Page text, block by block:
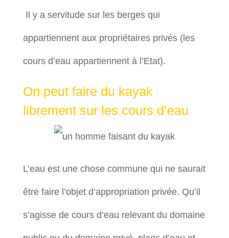
Il y a servitude sur les berges qui
appartiennent aux propriétaires privés (les
cours d’eau appartiennent à l’Etat).
On peut faire du kayak
librement sur les cours d’eau
L’eau est une chose commune qui ne saurait
être faire l’objet d’appropriation privée. Qu’il
s’agisse de cours d’eau relevant du domaine